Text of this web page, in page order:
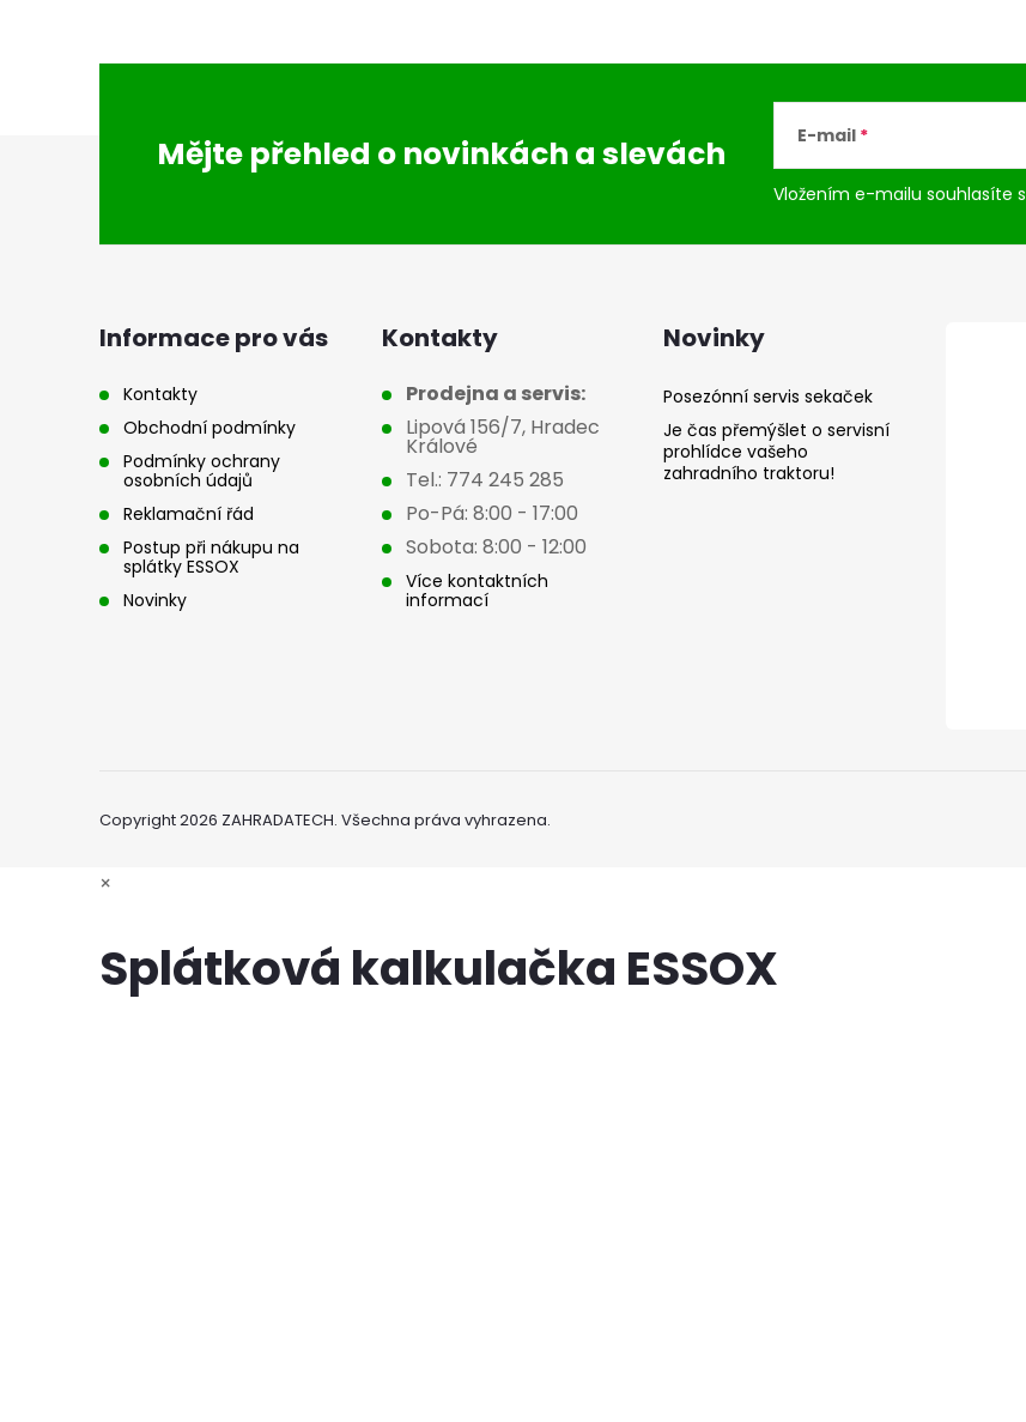
Mějte přehled o novinkách a slevách E-mail
Vložením e-mailu souhlasíte s
Informace pro vás
Kontakty
Obchodní podmínky
Podmínky ochrany
osobních údajů
Reklamační řád
Postup při nákupu na
splátky ESSOX
Novinky
Kontakty
Prodejna a servis:
Lipová 156/7, Hradec
Králové
Tel.: 774 245 285
Po-Pá: 8:00 - 17:00
Sobota: 8:00 - 12:00
Více kontaktních
informací
Novinky
Posezónní servis sekaček
Je čas přemýšlet o servisní
prohlídce vašeho
zahradního traktoru!
Copyright 2026 ZAHRADATECH. Všechna práva vyhrazena.
×
Splátková kalkulačka ESSOX